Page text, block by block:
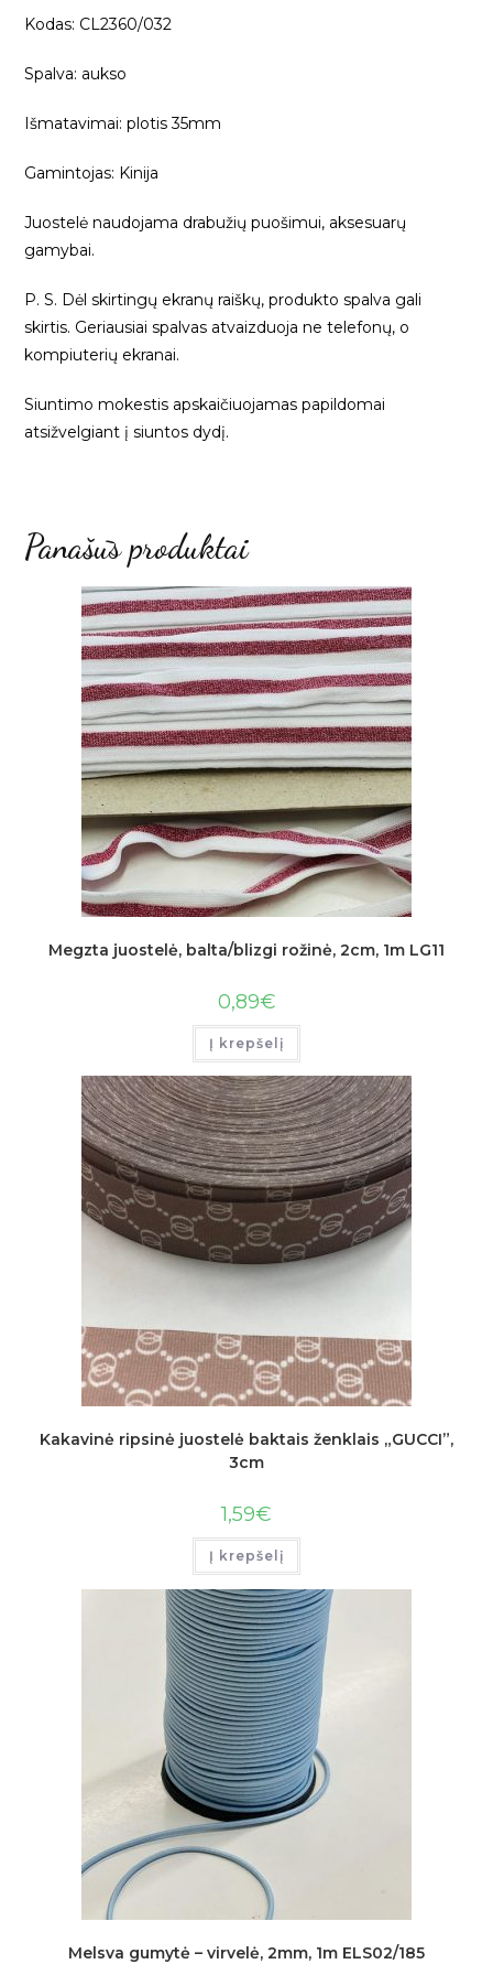
Kodas: CL2360/032
Spalva: aukso
Išmatavimai: plotis 35mm
Gamintojas: Kinija
Juostelė naudojama drabužių puošimui, aksesuarų
gamybai.
P. S. Dėl skirtingų ekranų raiškų, produkto spalva gali
skirtis. Geriausiai spalvas atvaizduoja ne telefonų, o
kompiuterių ekranai.
Siuntimo mokestis apskaičiuojamas papildomai
atsižvelgiant į siuntos dydį.
Panašūs produktai
Megzta juostelė, balta/blizgi rožinė, 2cm, 1m LG11
0,89€
Į krepšelį
Kakavinė ripsinė juostelė baktais ženklais „GUCCI”,
3cm
1,59€
Į krepšelį
Melsva gumytė – virvelė, 2mm, 1m ELS02/185